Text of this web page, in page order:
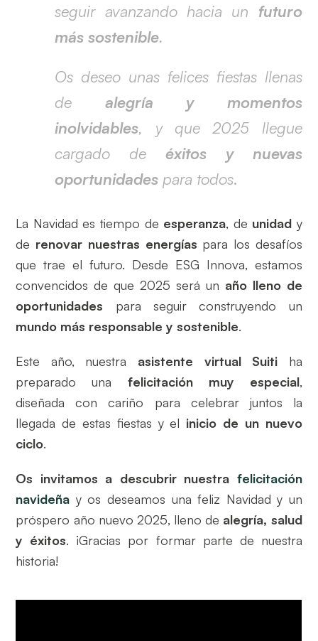
seguir avanzando hacia un futuro
más sostenible.
Os deseo unas felices fiestas llenas
de alegría y momentos
inolvidables, y que 2025 llegue
cargado de éxitos y nuevas
oportunidades para todos.
La Navidad es tiempo de esperanza, de unidad y
de renovar nuestras energías para los desafíos
que trae el futuro. Desde ESG Innova, estamos
convencidos de que 2025 será un año lleno de
oportunidades para seguir construyendo un
mundo más responsable y sostenible.
Este año, nuestra asistente virtual Suiti ha
preparado una felicitación muy especial,
diseñada con cariño para celebrar juntos la
llegada de estas fiestas y el inicio de un nuevo
ciclo.
Os invitamos a descubrir nuestra felicitación
navideña y os deseamos una feliz Navidad y un
próspero año nuevo 2025, lleno de alegría, salud
y éxitos. ¡Gracias por formar parte de nuestra
historia!